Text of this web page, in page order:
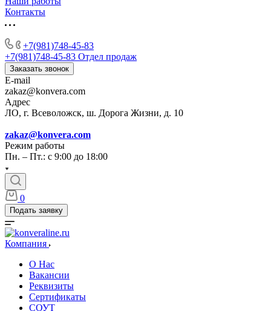
Контакты
+7(981)748-45-83
+7(981)748-45-83 Отдел продаж
Заказать звонок
E-mail
zakaz@konvera.com
Адрес
ЛО, г. Всеволожск, ш. Дорога Жизни, д. 10
zakaz@konvera.com
Режим работы
Пн. – Пт.: с 9:00 до 18:00
0
Подать заявку
Компания
О Нас
Вакансии
Реквизиты
Сертификаты
СОУТ